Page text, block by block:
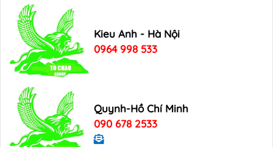
Kieu Anh - Hà Nội
0964 998 533
Quynh-Hồ Chí Minh
090 678 2533